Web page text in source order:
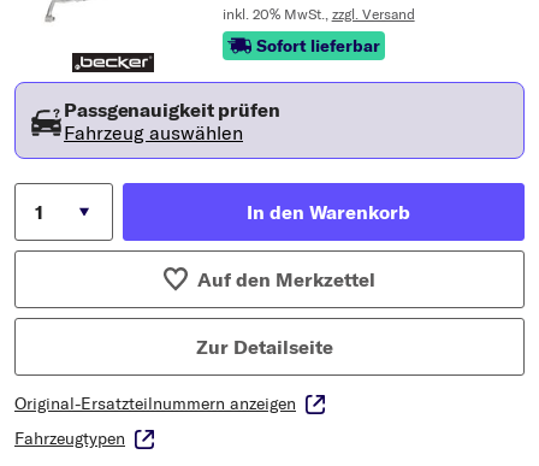
inkl. 20% MwSt., zzgl. Versand
Sofort lieferbar
Passgenauigkeit prüfen
Fahrzeug auswählen
In den Warenkorb
Auf den Merkzettel
Zur Detailseite
Original-Ersatzteilnummern anzeigen
Fahrzeugtypen